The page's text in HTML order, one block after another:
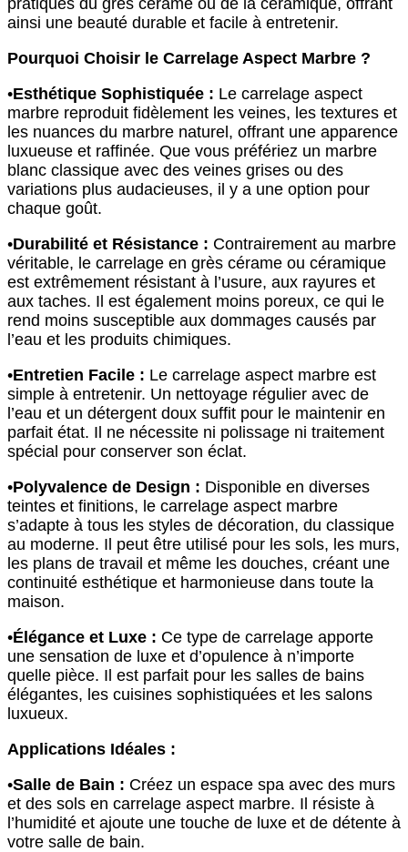
ainsi une beauté durable et facile à entretenir.
Pourquoi Choisir le Carrelage Aspect Marbre ?
•Esthétique Sophistiquée : Le carrelage aspect
marbre reproduit fidèlement les veines, les textures et
les nuances du marbre naturel, offrant une apparence
luxueuse et raffinée. Que vous préfériez un marbre
blanc classique avec des veines grises ou des
variations plus audacieuses, il y a une option pour
chaque goût.
•Durabilité et Résistance : Contrairement au marbre
véritable, le carrelage en grès cérame ou céramique
est extrêmement résistant à l’usure, aux rayures et
aux taches. Il est également moins poreux, ce qui le
rend moins susceptible aux dommages causés par
l’eau et les produits chimiques.
•Entretien Facile : Le carrelage aspect marbre est
simple à entretenir. Un nettoyage régulier avec de
l’eau et un détergent doux suffit pour le maintenir en
parfait état. Il ne nécessite ni polissage ni traitement
spécial pour conserver son éclat.
•Polyvalence de Design : Disponible en diverses
teintes et finitions, le carrelage aspect marbre
s’adapte à tous les styles de décoration, du classique
au moderne. Il peut être utilisé pour les sols, les murs,
les plans de travail et même les douches, créant une
continuité esthétique et harmonieuse dans toute la
maison.
•Élégance et Luxe : Ce type de carrelage apporte
une sensation de luxe et d’opulence à n’importe
quelle pièce. Il est parfait pour les salles de bains
élégantes, les cuisines sophistiquées et les salons
luxueux.
Applications Idéales :
•Salle de Bain : Créez un espace spa avec des murs
et des sols en carrelage aspect marbre. Il résiste à
l’humidité et ajoute une touche de luxe et de détente à
votre salle de bain.